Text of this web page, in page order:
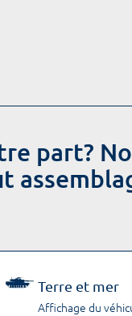
part?
Terre et mer
Affichage du